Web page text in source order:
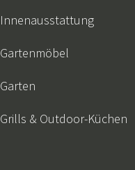
Innenausstattung
Gartenmöbel
Garten
Grills & Outdoor-Küchen